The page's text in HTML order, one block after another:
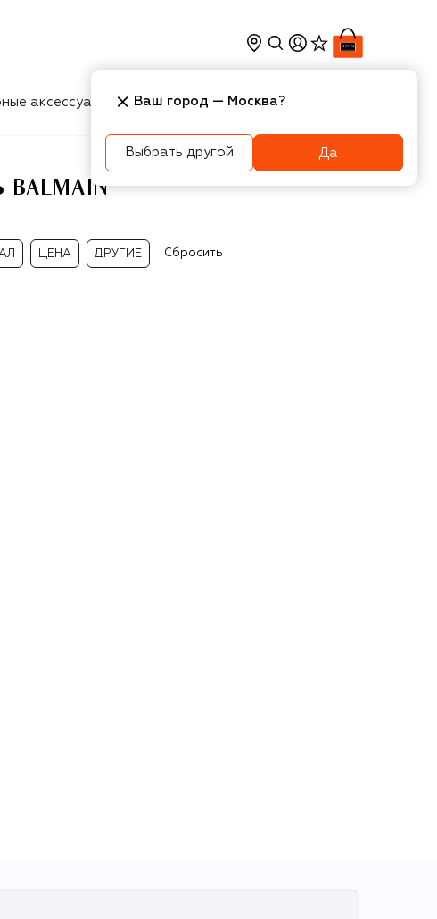
аксессуары Косметика Интерьер
ЦЕНА ДРУГИЕ Сбросить
Ваш город — Москва?
Выбрать другой Да